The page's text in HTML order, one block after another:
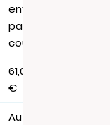
envoi
par
courrier
61,06
€
Au